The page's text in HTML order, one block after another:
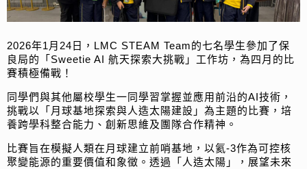
2026年1月24日，LMC STEAM Team的七名學生參加了保
良局的「Sweetie AI 航天探索大挑戰」工作坊，為四月的比
賽積極備戰！
同學們與其他屬校學生一同學習掌握並應用前沿的AI技術，
挑戰以「月球基地探索與人造太陽建設」為主題的比賽，培
養跨學科整合能力、創新思維及團隊合作精神。
比賽旨在模擬人類在月球建立前哨基地，以氦-3作為可控核
聚變能源的重要價值和象徵。透過「人造太陽」，展望未來